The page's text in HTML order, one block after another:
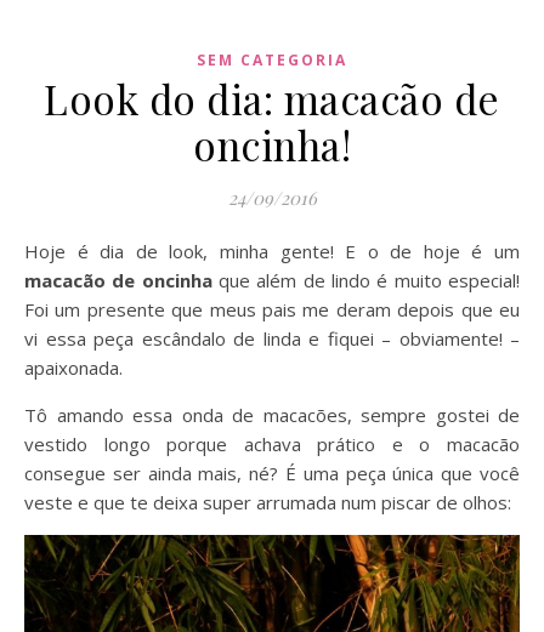
SEM CATEGORIA
Look do dia: macacão de
oncinha!
24/09/2016
Hoje é dia de look, minha gente! E o de hoje é um
macacão de oncinhaque além de lindo é muito especial!
Foi um presente que meus pais me deram depois que eu
vi essa peça escândalo de linda e fiquei – obviamente! –
apaixonada.
Tô amando essa onda de macacões, sempre gostei de
vestido longo porque achava prático e o macacão
consegue ser ainda mais, né? É uma peça única que você
veste e que te deixa super arrumada num piscar de olhos: